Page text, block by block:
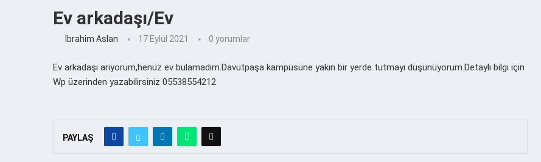
Ev arkadaşı/Ev
İbrahim Aslan 17 Eylül 2021 0 yorumlar
Ev arkadaşı arıyorum,henüz ev bulamadım.Davutpaşa kampüsüne yakın bir yerde tutmayı düşünüyorum.Detaylı bilgi için
Wp üzerinden yazabilirsiniz 05538554212
PAYLAŞ